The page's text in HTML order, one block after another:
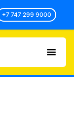
+7 747 299 9000